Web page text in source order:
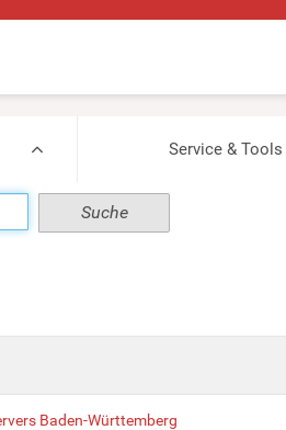
Service & Tools
Baden-Württemberg